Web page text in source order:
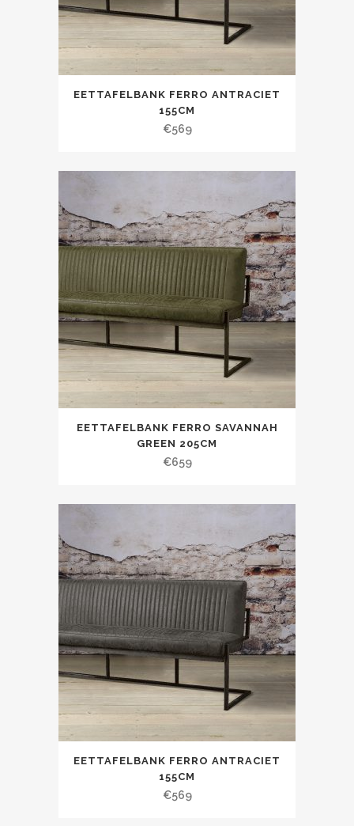
EETTAFELBANK FERRO ANTRACIET
155CM
€569
EETTAFELBANK FERRO SAVANNAH
GREEN 205CM
€659
EETTAFELBANK FERRO ANTRACIET
155CM
€569